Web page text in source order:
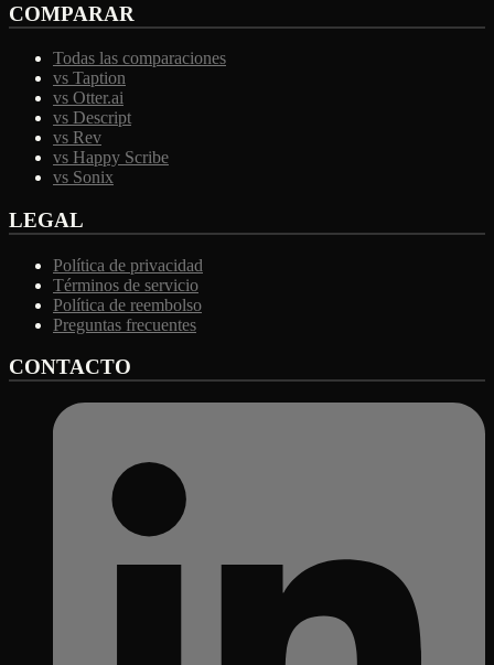
COMPARAR
Todas las comparaciones
vs Taption
vs Otter.ai
vs Descript
vs Rev
vs Happy Scribe
vs Sonix
LEGAL
Política de privacidad
Términos de servicio
Política de reembolso
Preguntas frecuentes
CONTACTO